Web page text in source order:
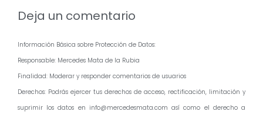
Deja un comentario
Información Básica sobre Protección de Datos:
Responsable: Mercedes Mata de la Rubia
Finalidad: Moderar y responder comentarios de usuarios
Derechos: Podrás ejercer tus derechos de acceso, rectificación, limitación y
suprimir los datos en info@mercedesmata.com así como el derecho a